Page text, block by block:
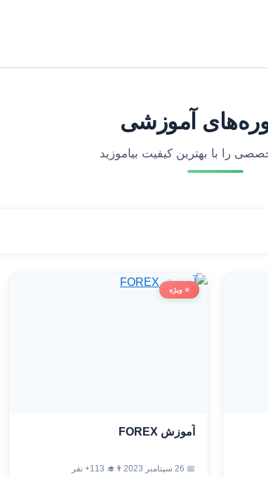
آموزشی
را با بهترین کیفیت بیاموزید
⭐ ویژه
آموزش FOREX
📅 26 سپتامبر 2023 👨‍🎓 113+ نفر